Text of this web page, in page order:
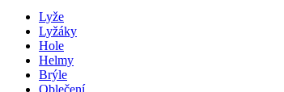
Lyže
Lyžáky
Hole
Helmy
Brýle
Oblečení